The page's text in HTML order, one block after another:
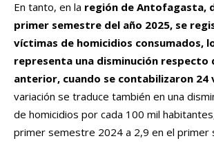
En tanto, en la región de Antofagasta,
primer semestre del año 2025, se
víctimas de homicidios consumados,
representa una disminución respecto
anterior, cuando se contabilizaron 24
variación se traduce también en una
de homicidios por cada 100 mil
primer semestre 2024 a 2,9 en el primer